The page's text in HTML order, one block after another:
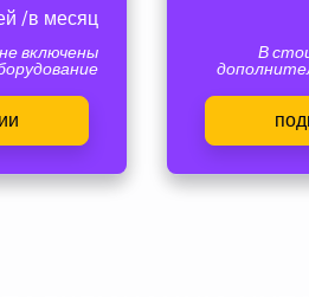
/в месяц
включены
В